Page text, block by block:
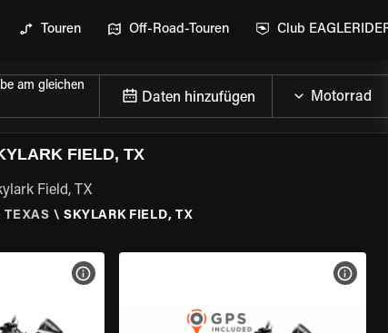
Touren Off-Road-Touren Club
am gleichen
Daten hinzufügen
FIELD, TX
Field, TX
TEXAS \ SKYLARK FIELD, TX
MOTORRAD-DETAILS ANZEIGEN